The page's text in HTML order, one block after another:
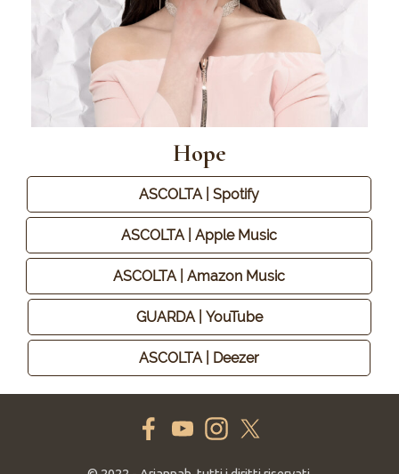
Hope
ASCOLTA | Spotify
ASCOLTA | Apple Music
ASCOLTA | Amazon Music
GUARDA | YouTube
ASCOLTA | Deezer